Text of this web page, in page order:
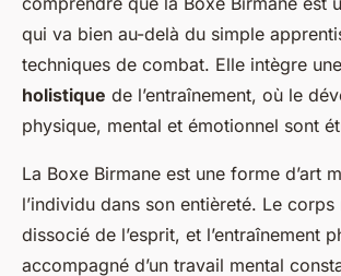
qui va bien au-delà du simple
techniques de combat. Elle intègre une
holistique de l’entraînement, où le
physique, mental et émotionnel sont
La Boxe Birmane est une forme d’art
l’individu dans son entièreté. Le corps
dissocié de l’esprit, et l’entraînement
accompagné d’un travail mental